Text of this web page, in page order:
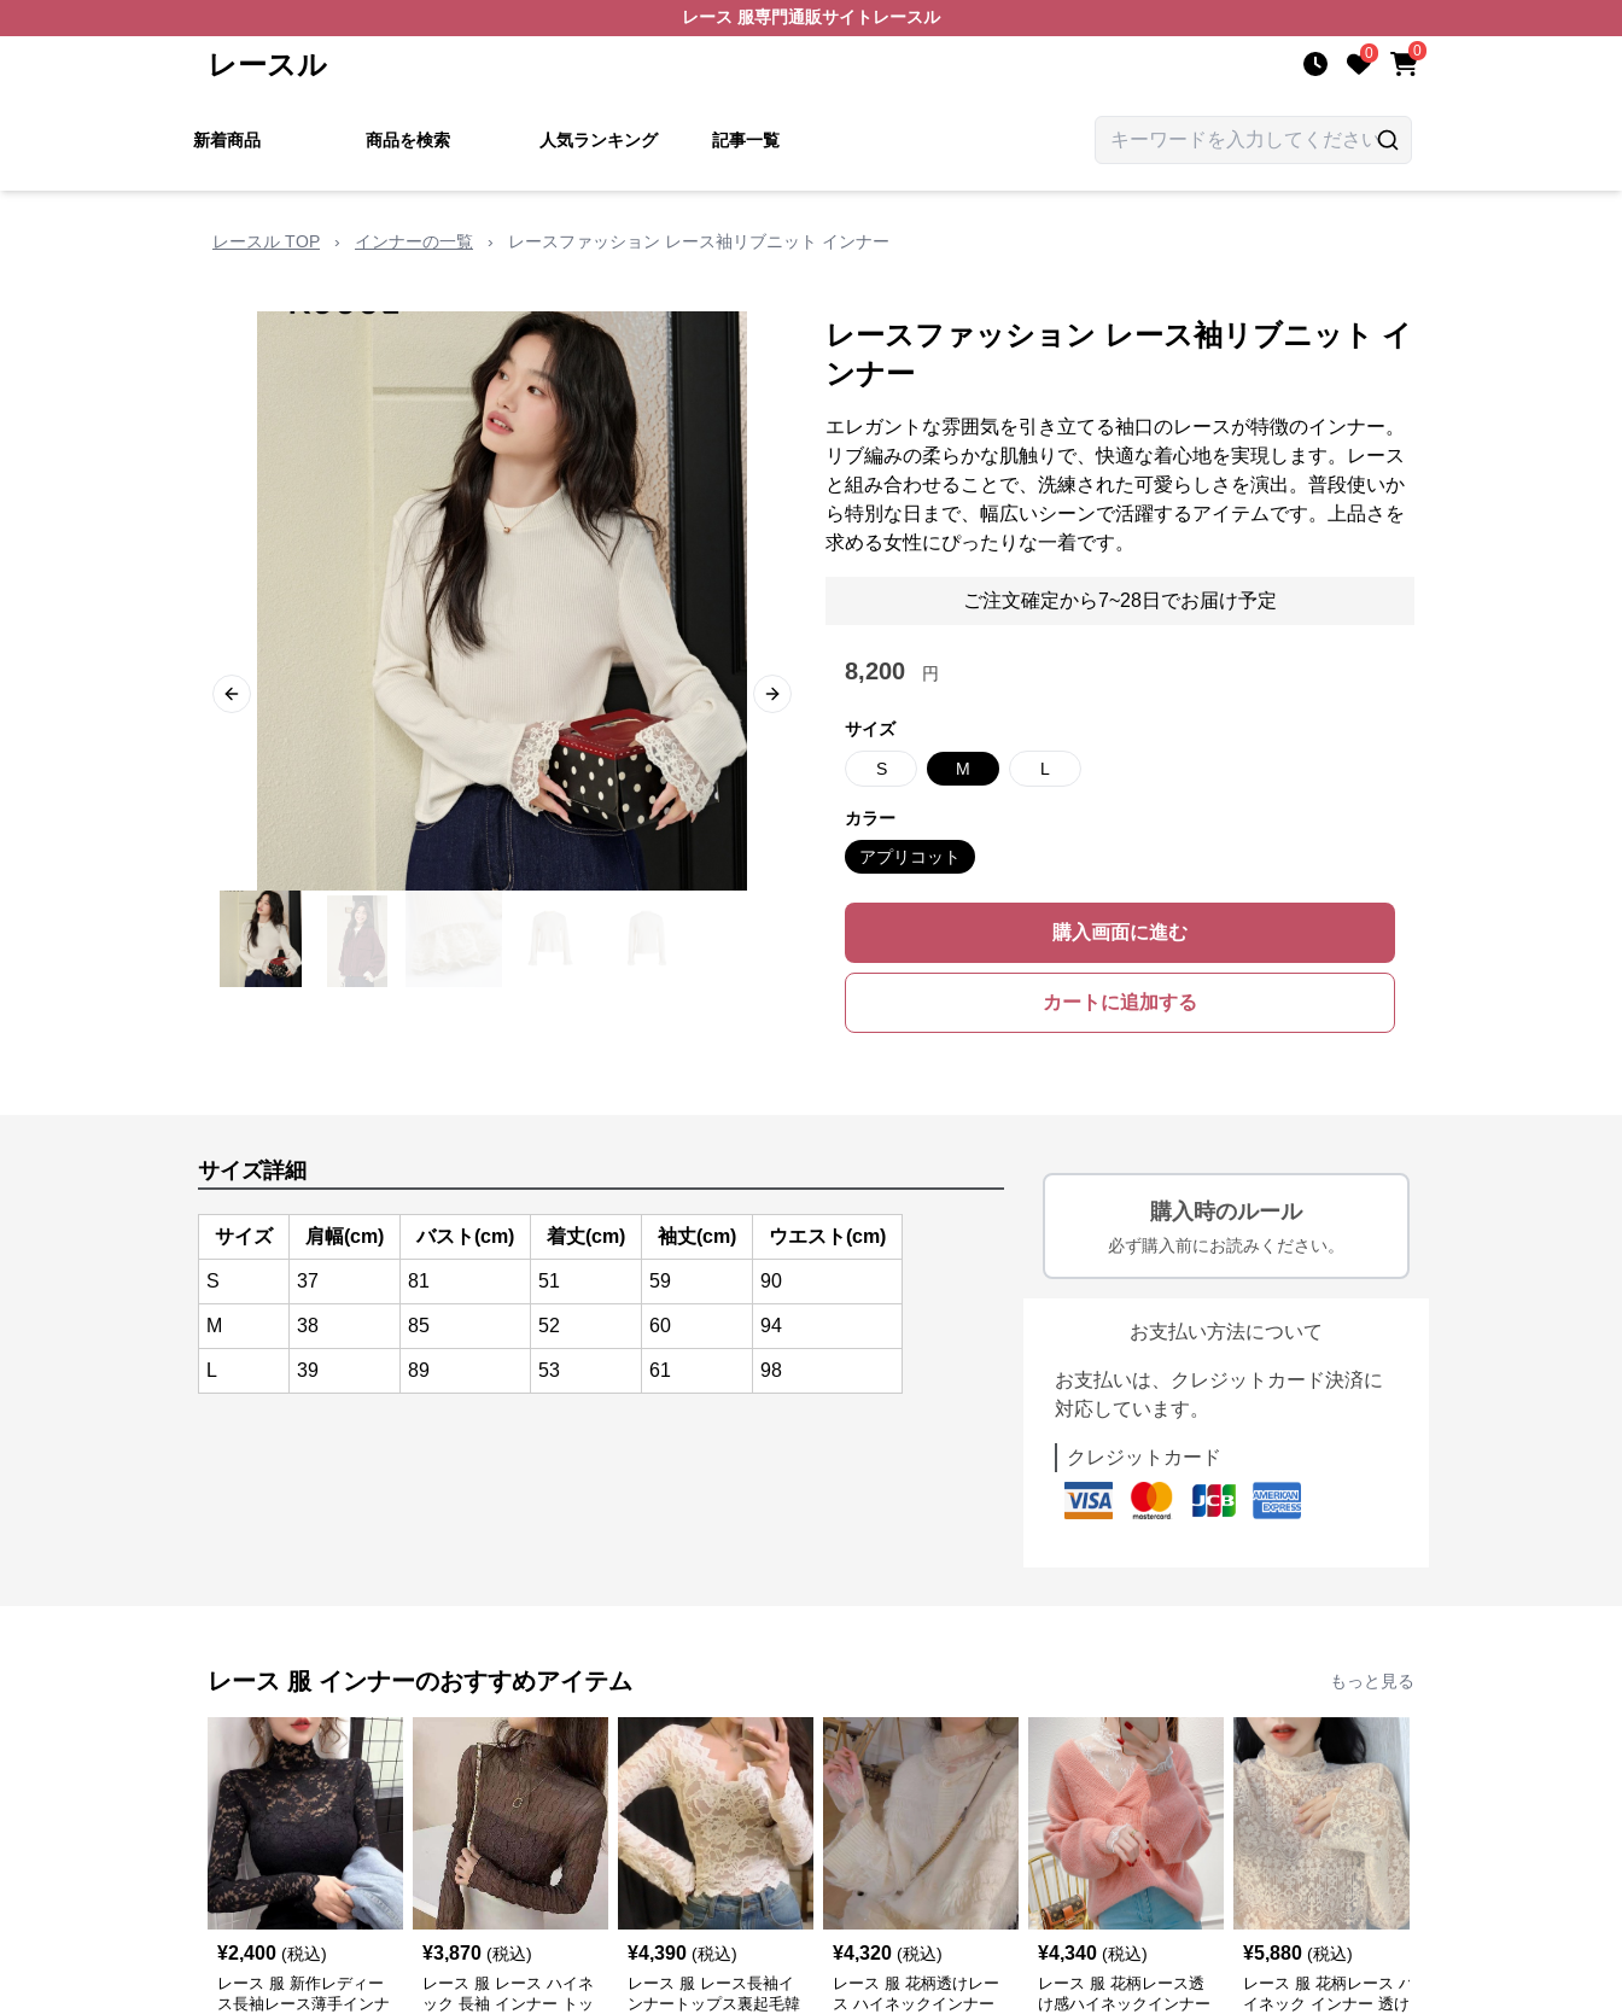
レース 服専門通販サイト レースル
レースル 0 0
新着商品 商品を検索 人気ランキング 記事一覧
レースル TOP › インナーの一覧 › レースファッション レース袖リブニット インナー
Previous slide Next slide
レースファッション レース袖リブニット イ
ンナー
エレガントな雰囲気を引き立てる袖口のレースが特徴のインナー。
リブ編みの柔らかな肌触りで、快適な着心地を実現します。レース
と組み合わせることで、洗練された可愛らしさを演出。普段使いか
ら特別な日まで、幅広いシーンで活躍するアイテムです。上品さを
求める女性にぴったりな一着です。
ご注文確定から7~28日でお届け予定
8,200 円
サイズ
S M L
カラー
アプリコット
購入画面に進む
カートに追加する
サイズ詳細
サイズ 肩幅(cm) バスト(cm) 着丈(cm) 袖丈(cm) ウエスト(cm)
S 37 81 51 59 90
M 38 85 52 60 94
L 39 89 53 61 98
購入時のルール
必ず購入前にお読みください。
お支払い方法について
お支払いは、クレジットカード決済に
対応しています。
クレジットカード
レース 服 インナーのおすすめアイテム もっと見る
¥2,400 (税込)
レース 服 新作レディー
ス長袖レース薄手インナ
¥3,870 (税込)
レース 服 レース ハイネ
ック 長袖 インナー トッ
¥4,390 (税込)
レース 服 レース長袖イ
ンナートップス裏起毛韓
¥4,320 (税込)
レース 服 花柄透けレー
ス ハイネックインナー
¥4,340 (税込)
レース 服 花柄レース透
け感ハイネックインナー
¥5,880 (税込)
レース 服 花柄レース ハ
イネック インナー 透け